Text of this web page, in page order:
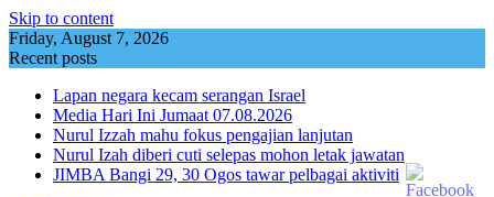
Skip to content
Friday, August 7, 2026
Recent posts
Lapan negara kecam serangan Israel
Media Hari Ini Jumaat 07.08.2026
Nurul Izzah mahu fokus pengajian lanjutan
Nurul Izah diberi cuti selepas mohon letak jawatan
JIMBA Bangi 29, 30 Ogos tawar pelbagai aktiviti